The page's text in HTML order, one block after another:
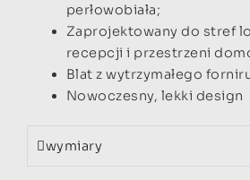
perłowobiała;
Zaprojektowany do stref
recepcji i przestrzeni
Blat z wytrzymałego
Nowoczesny, lekki design
wymiary